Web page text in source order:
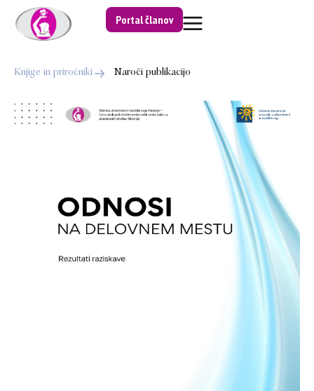
Portal članov
Knjige in priročniki Naroči publikacijo